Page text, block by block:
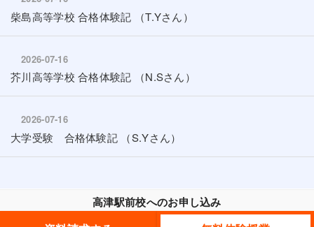
柴島高等学校 合格体験記 （T.Yさん）
2026-07-16
芥川高等学校 合格体験記 （N.Sさん）
2026-07-16
大学受験 合格体験記 （S.Yさん）
高津駅前校へのお申し込み